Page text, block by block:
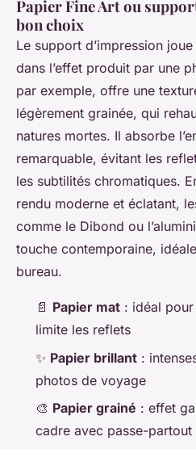
Papier Fine Art ou
bon choix
Le support d’impression
dans l’effet produit par une
par exemple, offre une
légèrement grainée, qui
natures mortes. Il absorbe
remarquable, évitant les
les subtilités chromatiques.
rendu moderne et éclatant,
comme le Dibond ou
touche contemporaine,
bureau.
📄 Papier mat : idéal
limite les reflets
✨ Papier brillant :
photos de voyage
🎨 Papier grainé : effet
cadre avec passe-partout